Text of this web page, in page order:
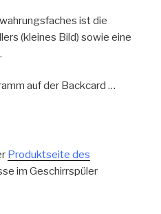
ist die
(kleines Bild) sowie eine
auf der Backcard …
Produktseite des
im Geschirrspüler